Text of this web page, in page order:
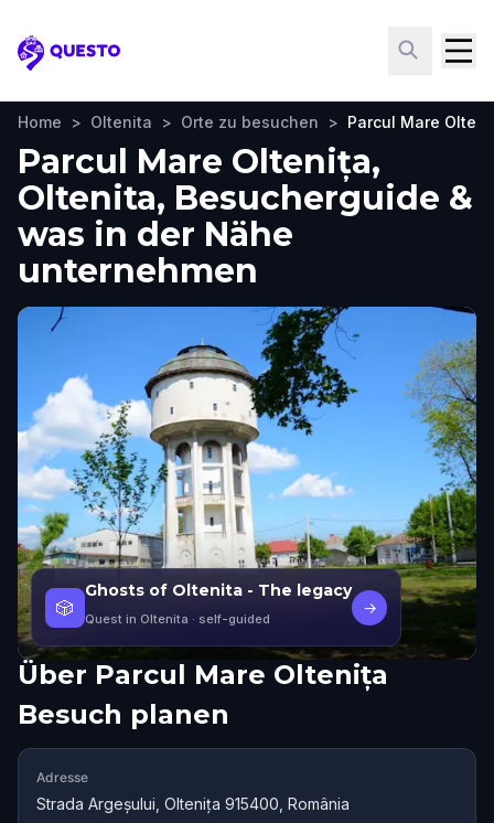
Questo
Home > Oltenita > Orte zu besuchen > Parcul Mare
Parcul Mare Oltenița,
Oltenita, Besucherguide &
was in der Nähe
unternehmen
🎲
Ghosts of Oltenita - The legacy
Quest in Oltenita · self-guided
→
Über Parcul Mare Oltenița
Besuch planen
Adresse
Strada Argeșului, Oltenița 915400, România